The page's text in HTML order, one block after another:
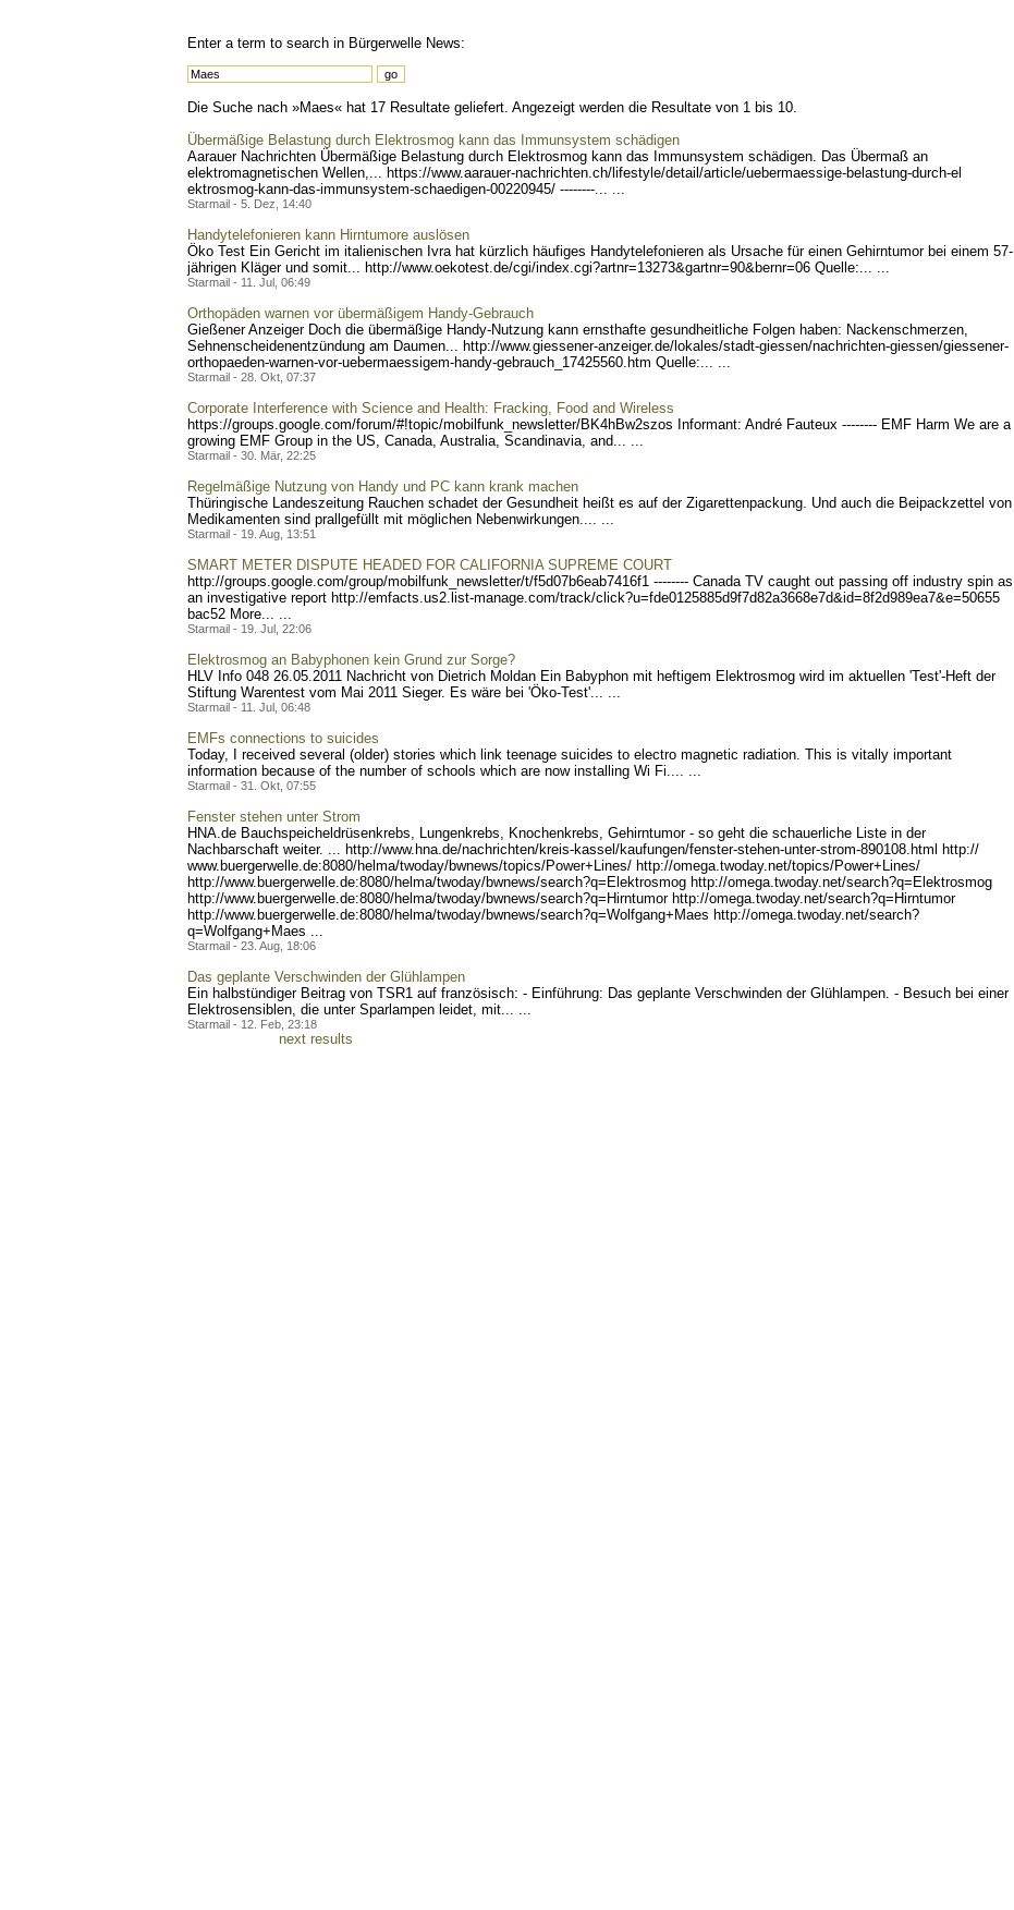
Enter a term to search in Bürgerwelle News:
Die Suche nach »Maes« hat 17 Resultate geliefert. Angezeigt werden die Resultate von 1 bis 10.
Übermäßige Belastung durch Elektrosmog kann das Immunsystem schädigen
Aarauer Nachrichten Übermäßige Belastung durch Elektrosmog kann das Immunsystem schädigen. Das Übermaß an
elektromagnetischen Wellen,... https://www.aarauer-nachrichten.ch/lifestyle/detail/article/uebermaessige-belastung-durch-el
ektrosmog-kann-das-immunsystem-schaedigen-00220945/ --------... ...
Starmail - 5. Dez, 14:40
Handytelefonieren kann Hirntumore auslösen
Öko Test Ein Gericht im italienischen Ivra hat kürzlich häufiges Handytelefonieren als Ursache für einen Gehirntumor bei einem 57-
jährigen Kläger und somit... http://www.oekotest.de/cgi/index.cgi?artnr=13273&gartnr=90&bernr=06 Quelle:... ...
Starmail - 11. Jul, 06:49
Orthopäden warnen vor übermäßigem Handy-Gebrauch
Gießener Anzeiger Doch die übermäßige Handy-Nutzung kann ernsthafte gesundheitliche Folgen haben: Nackenschmerzen,
Sehnenscheidenentzündung am Daumen... http://www.giessener-anzeiger.de/lokales/stadt-giessen/nachrichten-giessen/giessener-
orthopaeden-warnen-vor-uebermaessigem-handy-gebrauch_17425560.htm Quelle:... ...
Starmail - 28. Okt, 07:37
Corporate Interference with Science and Health: Fracking, Food and Wireless
https://groups.google.com/forum/#!topic/mobilfunk_newsletter/BK4hBw2szos Informant: André Fauteux -------- EMF Harm We are a
growing EMF Group in the US, Canada, Australia, Scandinavia, and... ...
Starmail - 30. Mär, 22:25
Regelmäßige Nutzung von Handy und PC kann krank machen
Thüringische Landeszeitung Rauchen schadet der Gesundheit heißt es auf der Zigarettenpackung. Und auch die Beipackzettel von
Medikamenten sind prallgefüllt mit möglichen Nebenwirkungen.... ...
Starmail - 19. Aug, 13:51
SMART METER DISPUTE HEADED FOR CALIFORNIA SUPREME COURT
http://groups.google.com/group/mobilfunk_newsletter/t/f5d07b6eab7416f1 -------- Canada TV caught out passing off industry spin as
an investigative report http://emfacts.us2.list-manage.com/track/click?u=fde0125885d9f7d82a3668e7d&id=8f2d989ea7&e=50655
bac52 More... ...
Starmail - 19. Jul, 22:06
Elektrosmog an Babyphonen kein Grund zur Sorge?
HLV Info 048 26.05.2011 Nachricht von Dietrich Moldan Ein Babyphon mit heftigem Elektrosmog wird im aktuellen 'Test'-Heft der
Stiftung Warentest vom Mai 2011 Sieger. Es wäre bei 'Öko-Test'... ...
Starmail - 11. Jul, 06:48
EMFs connections to suicides
Today, I received several (older) stories which link teenage suicides to electro magnetic radiation. This is vitally important
information because of the number of schools which are now installing Wi Fi.... ...
Starmail - 31. Okt, 07:55
Fenster stehen unter Strom
HNA.de Bauchspeicheldrüsenkrebs, Lungenkrebs, Knochenkrebs, Gehirntumor - so geht die schauerliche Liste in der
Nachbarschaft weiter. ... http://www.hna.de/nachrichten/kreis-kassel/kaufungen/fenster-stehen-unter-strom-890108.html http://
www.buergerwelle.de:8080/helma/twoday/bwnews/topics/Power+Lines/ http://omega.twoday.net/topics/Power+Lines/
http://www.buergerwel le.de:8080/helma/twoday/bwnews/search?q=Elektrosmog http://omega.twoday.net/search?q=Elektrosmog
http://www.buergerwelle.de:8080/helma/twoday/bwnews/search?q=Hirntumor http://omega.twoday.net/search?q=Hirntumor
http://www.buergerwelle.de:8080/helma/twoday/bwnews/search?q=Wolfgang+Maes http://omega.twoday.net/search?
q=Wolfgang+Maes ...
Starmail - 23. Aug, 18:06
Das geplante Verschwinden der Glühlampen
Ein halbstündiger Beitrag von TSR1 auf französisch: - Einführung: Das geplante Verschwinden der Glühlampen. - Besuch bei einer
Elektrosensiblen, die unter Sparlampen leidet, mit... ...
Starmail - 12. Feb, 23:18
next results